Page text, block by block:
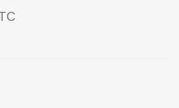
Shom Papier